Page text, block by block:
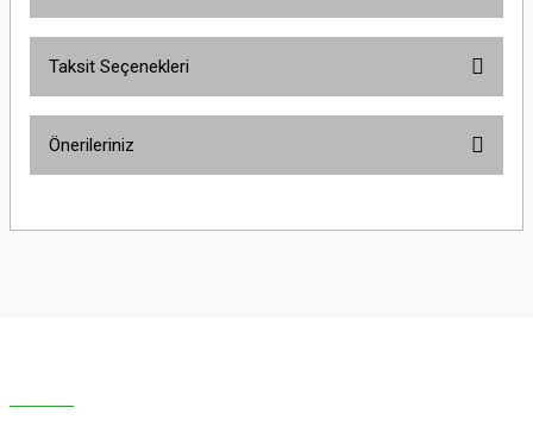
Taksit Seçenekleri
Önerileriniz
yetersiz gördüğünüz noktaları öneri formunu kullanarak tarafımıza